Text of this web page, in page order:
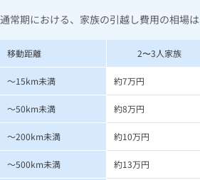
通常期における、家族の引越し費用の相場は
移動距離 2〜3人家族
～15km未満 約7万円
～50km未満 約8万円
～200km未満 約10万円
～500km未満 約13万円